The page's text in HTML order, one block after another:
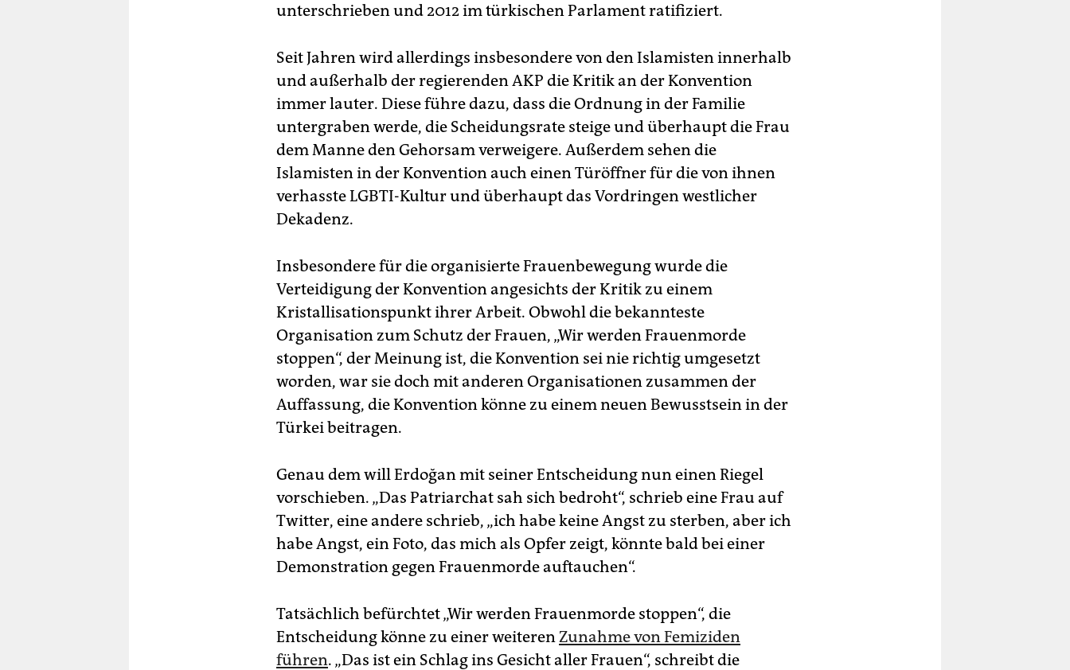
unterschrieben und 2012 im türkischen Parlament ratifiziert.
Seit Jahren wird allerdings insbesondere von den Islamisten innerhalb
und außerhalb der regierenden AKP die Kritik an der Konvention
immer lauter. Diese führe dazu, dass die Ordnung in der Familie
untergraben werde, die Scheidungsrate steige und überhaupt die Frau
dem Manne den Gehorsam verweigere. Außerdem sehen die
Islamisten in der Konvention auch einen Türöffner für die von ihnen
verhasste LGBTI-Kultur und überhaupt das Vordringen westlicher
Dekadenz.
Insbesondere für die organisierte Frauenbewegung wurde die
Verteidigung der Konvention angesichts der Kritik zu einem
Kristallisationspunkt ihrer Arbeit. Obwohl die bekannteste
Organisation zum Schutz der Frauen, „Wir werden Frauenmorde
stoppen“, der Meinung ist, die Konvention sei nie richtig umgesetzt
worden, war sie doch mit anderen Organisationen zusammen der
Auffassung, die Konvention könne zu einem neuen Bewusstsein in der
Türkei beitragen.
Genau dem will Erdoğan mit seiner Entscheidung nun einen Riegel
vorschieben. „Das Patriarchat sah sich bedroht“, schrieb eine Frau auf
Twitter, eine andere schrieb, „ich habe keine Angst zu sterben, aber ich
habe Angst, ein Foto, das mich als Opfer zeigt, könnte bald bei einer
Demonstration gegen Frauenmorde auftauchen“.
Tatsächlich befürchtet „Wir werden Frauenmorde stoppen“, die
Entscheidung könne zu einer weiterenZunahme von Femiziden
führen. „Das ist ein Schlag ins Gesicht aller Frauen“, schreibt die